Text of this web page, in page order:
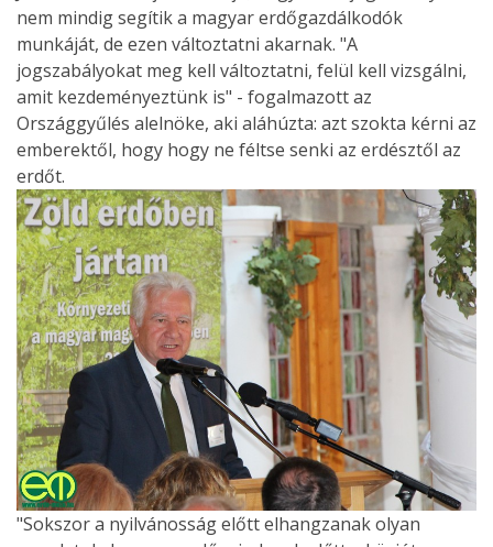
nem mindig segítik a magyar erdőgazdálkodók
munkáját, de ezen változtatni akarnak. "A
jogszabályokat meg kell változtatni, felül kell vizsgálni,
amit kezdeményeztünk is" - fogalmazott az
Országgyűlés alelnöke, aki aláhúzta: azt szokta kérni az
emberektől, hogy hogy ne féltse senki az erdésztől az
erdőt.
"Sokszor a nyilvánosság előtt elhangzanak olyan